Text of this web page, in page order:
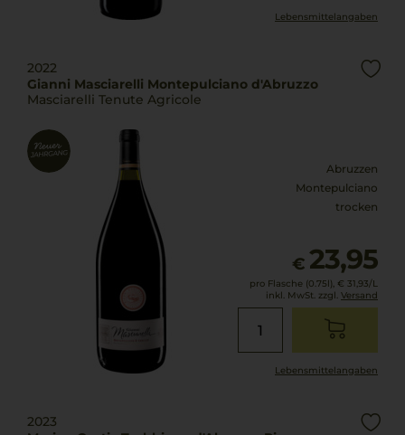
Lebensmittel­angaben
2022
Gianni Masciarelli Montepulciano d'Abruzzo
Masciarelli Tenute Agricole
Abruzzen
Montepulciano
trocken
€ 23,95
pro Flasche (0.75l), € 31,93/L
inkl. MwSt. zzgl. Versand
Lebensmittel­angaben
2023